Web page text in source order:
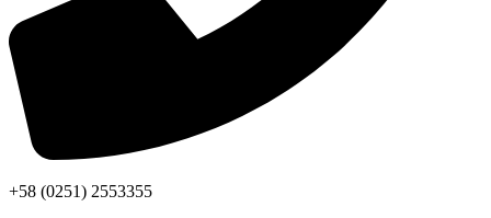
+58 (0251) 2553355